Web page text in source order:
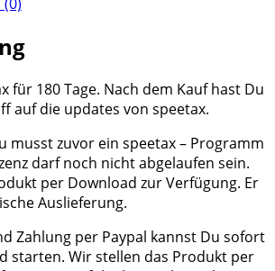
für 180 Tage. Nach dem Kauf hast Du
auf die updates von speetax.
musst zuvor ein speetax – Programm
darf noch nicht abgelaufen sein.
per Download zur Verfügung. Er
Auslieferung.
Zahlung per Paypal kannst Du sofort
starten. Wir stellen das Produkt per